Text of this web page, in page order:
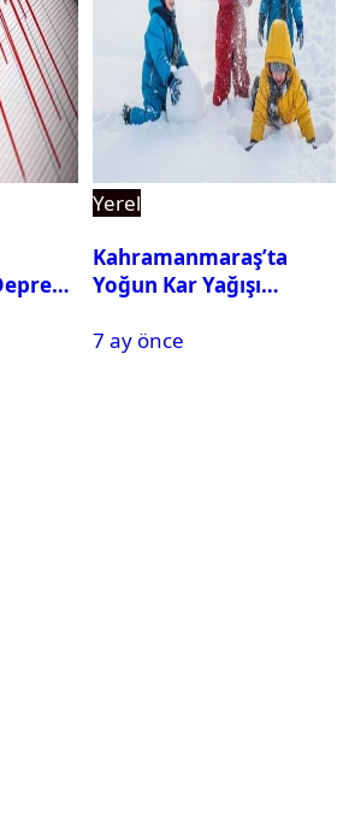
Yerel
Kahramanmaraş’ta
Yoğun Kar Yağışı
Tatil
7 ay önce